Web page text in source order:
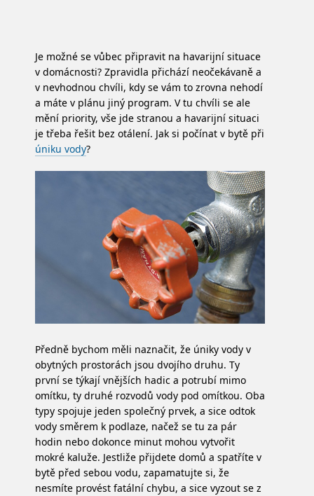
Je možné se vůbec připravit na havarijní situace
v domácnosti? Zpravidla přichází neočekávaně a
v nevhodnou chvíli, kdy se vám to zrovna nehodí
a máte v plánu jiný program. V tu chvíli se ale
mění priority, vše jde stranou a havarijní situaci
je třeba řešit bez otálení. Jak si počínat v bytě při
úniku vody?
Předně bychom měli naznačit, že úniky vody v
obytných prostorách jsou dvojího druhu. Ty
první se týkají vnějších hadic a potrubí mimo
omítku, ty druhé rozvodů vody pod omítkou. Oba
typy spojuje jeden společný prvek, a sice odtok
vody směrem k podlaze, načež se tu za pár
hodin nebo dokonce minut mohou vytvořit
mokré kaluže. Jestliže přijdete domů a spatříte v
bytě před sebou vodu, zapamatujte si, že
nesmíte provést fatální chybu, a sice vyzout se z